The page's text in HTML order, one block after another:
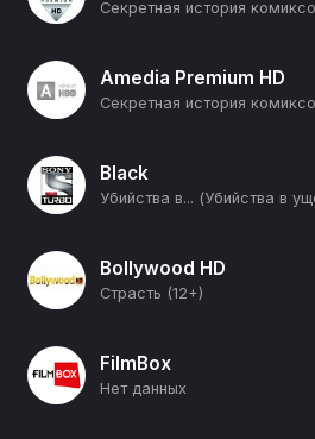
Amedia Premium HD
Black
Убийства в... (Убийства в
Bollywood HD
Страсть (12+)
FilmBox
Нет данных